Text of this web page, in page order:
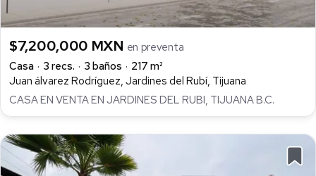
$7,200,000 MXN en preventa
Casa
3 recs. 3 baños
217 m²
Juan álvarez Rodríguez, Jardines del Rubí, Tijuana
CASA EN VENTA EN JARDINES DEL RUBI, TIJUANA B.C.